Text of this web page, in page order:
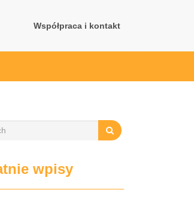
Współpraca i kontakt
wpisy